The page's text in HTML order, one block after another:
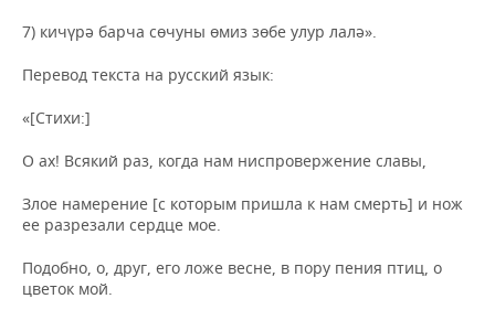
7) кичүрә барча сөчуны өмиз зөбе улур лалә».
Перевод текста на русский язык:
«[Стихи:]
О ах! Всякий раз, когда нам ниспровержение славы,
Злое намерение [с которым пришла к нам смерть] и нож
ее разрезали сердце мое.
Подобно, о, друг, его ложе весне, в пору пения птиц, о
цветок мой.